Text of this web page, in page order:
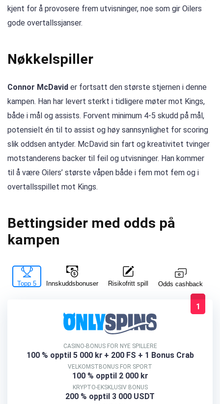
kjent for å provosere frem utvisninger, noe som gir Oilers
gode overtallssjanser.
Nøkkelspiller
Connor McDavid er fortsatt den største stjernen i denne
kampen. Han har levert sterkt i tidligere møter mot Kings,
både i mål og assists. Forvent minimum 4-5 skudd på mål,
potensielt én til to assist og høy sannsynlighet for scoring
slik oddsen antyder. McDavid sin fart og kreativitet tvinger
motstanderens backer til feil og utvisninger. Han kommer
til å være Oilers’ største våpen både i fem mot fem og i
overtallsspillet mot Kings.
Bettingsider med odds på
kampen
Topp 5 Innskuddsbonuser Risikofritt spill Odds cashback
1
CASINO-BONUS FOR NYE SPILLERE
100 % opptil 5 000 kr + 200 FS + 1 Bonus Crab
VELKOMSTBONUS FOR SPORT
100 % opptil 2 000 kr
KRYPTO-EKSKLUSIV BONUS
200 % opptil 3 000 USDT